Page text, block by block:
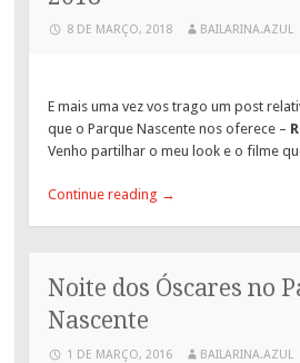
8 DE MARÇO, 2018 BAILARINA.AZUL
E mais uma vez vos trago um post
que o Parque Nascente nos oferece –
Venho partilhar o meu look e o filme
Continue reading →
Noite dos Óscares no
Nascente
1 DE MARÇO, 2016 BAILARINA.AZUL